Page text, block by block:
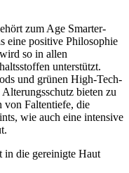
zum Age Smarter-
eine positive Philosophie
so in allen
unterstützt.
und grünen High-Tech-
bieten zu
von Faltentiefe, die
wie auch eine intensive
in die gereinigte Haut